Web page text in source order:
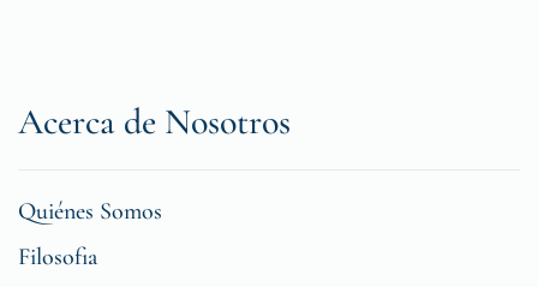
Acerca de Nosotros
Quiénes Somos
Filosofia